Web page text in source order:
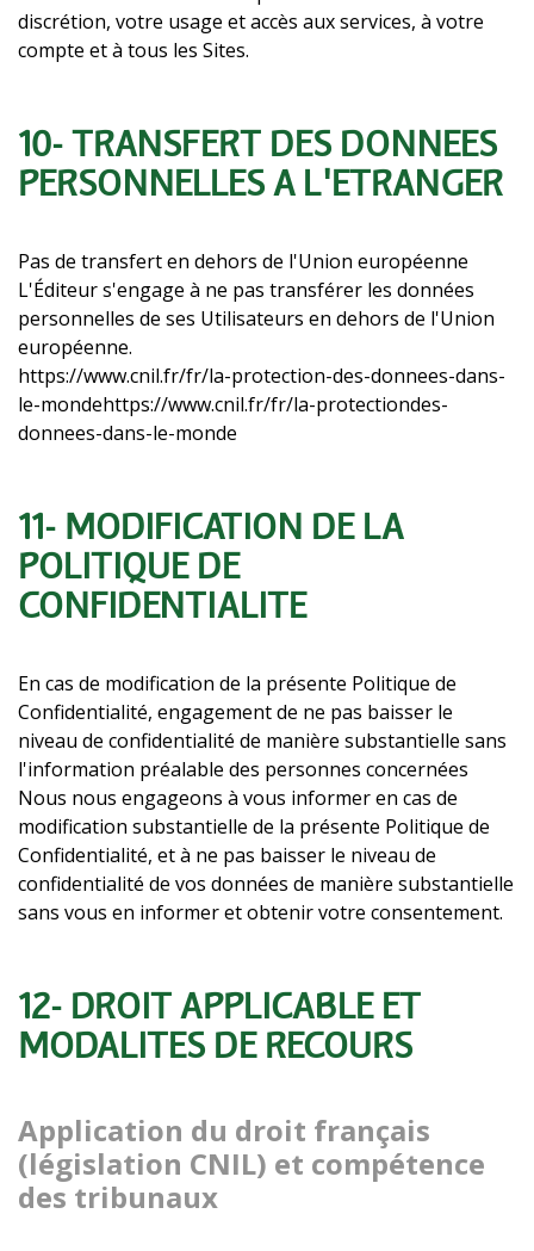
discrétion, votre usage et accès aux services, à votre
compte et à tous les Sites.
10- TRANSFERT DES DONNÉES
PERSONNELLES À L'ÉTRANGER
Pas de transfert en dehors de l'Union européenne
L'Éditeur s'engage à ne pas transférer les données
personnelles de ses Utilisateurs en dehors de l'Union
européenne.
https://www.cnil.fr/fr/la-protection-des-donnees-dans-
le-mondehttps://www.cnil.fr/fr/la-protectiondes-
donnees-dans-le-monde
11- MODIFICATION DE LA
POLITIQUE DE
CONFIDENTIALITÉ
En cas de modification de la présente Politique de
Confidentialité, engagement de ne pas baisser le
niveau de confidentialité de manière substantielle sans
l'information préalable des personnes concernées
Nous nous engageons à vous informer en cas de
modification substantielle de la présente Politique de
Confidentialité, et à ne pas baisser le niveau de
confidentialité de vos données de manière substantielle
sans vous en informer et obtenir votre consentement.
12- DROIT APPLICABLE ET
MODALITÉS DE RECOURS
Application du droit français
(législation CNIL) et compétence
des tribunaux